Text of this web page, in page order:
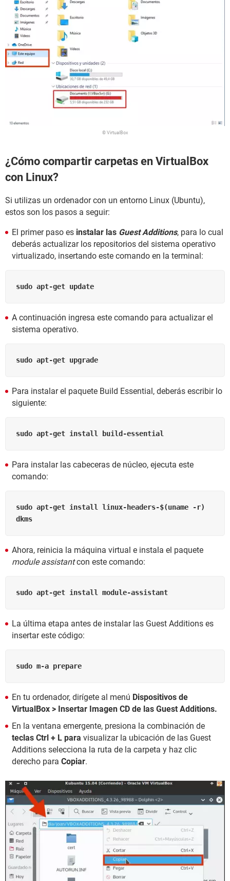
© VirtualBox
¿Cómo compartir carpetas en VirtualBox
con Linux?
Si utilizas un ordenador con un entorno Linux (Ubuntu),
estos son los pasos a seguir:
El primer paso es instalar las Guest Additions, para lo cual
deberás actualizar los repositorios del sistema operativo
virtualizado, insertando este comando en la terminal:
sudo apt-get update
A continuación ingresa este comando para actualizar el
sistema operativo.
sudo apt-get upgrade
Para instalar el paquete Build Essential, deberás escribir lo
siguiente:
sudo apt-get install build-essential
Para instalar las cabeceras de núcleo, ejecuta este
comando:
sudo apt-get install linux-headers-$(uname -r)
dkms
Ahora, reinicia la máquina virtual e instala el paquete
module assistantcon este comando:
sudo apt-get install module-assistant
La última etapa antes de instalar las Guest Additions es
insertar este código:
sudo m-a prepare
En tu ordenador, dirígete al menú Dispositivos de
VirtualBox > Insertar Imagen CD de las Guest Additions.
En la ventana emergente, presiona la combinación de
teclas Ctrl + L para visualizar la ubicación de las Guest
Additions selecciona la ruta de la carpeta y haz clic
derecho para Copiar.